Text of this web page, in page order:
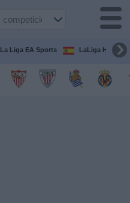
La Liga EA Sports LaLiga